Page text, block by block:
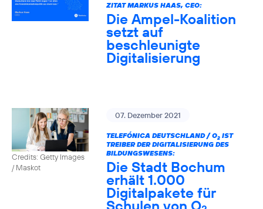
ZITAT MARKUS HAAS, CEO:
Die Ampel-Koalition
setzt auf
beschleunigte
Digitalisierung
Credits: Getty Images
/ Maskot
07. Dezember 2021
TELEFÓNICA DEUTSCHLAND / O2IST
TREIBER DER DIGITALISIERUNG DES
BILDUNGSWESENS:
Die Stadt Bochum
erhält 1.000
Digitalpakete für
Schulen von O